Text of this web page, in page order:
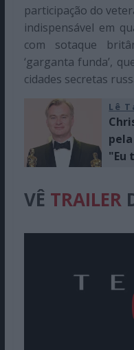
participação do
indispensável em
com sotaque
‘garganta funda’,
cidades secretas
Lê
"Eu
VÊ TRAILER